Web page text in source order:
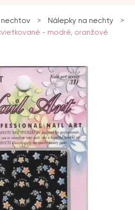
> Nálepky na nechty
>
- modré, oranžové